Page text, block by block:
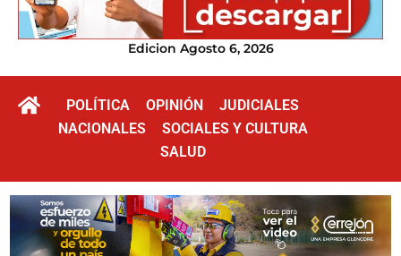
Edicion Agosto 6, 2026
POLÍTICA OPINIÓN
JUDICIALES
NACIONALES
SOCIALES Y CULTURA
SALUD